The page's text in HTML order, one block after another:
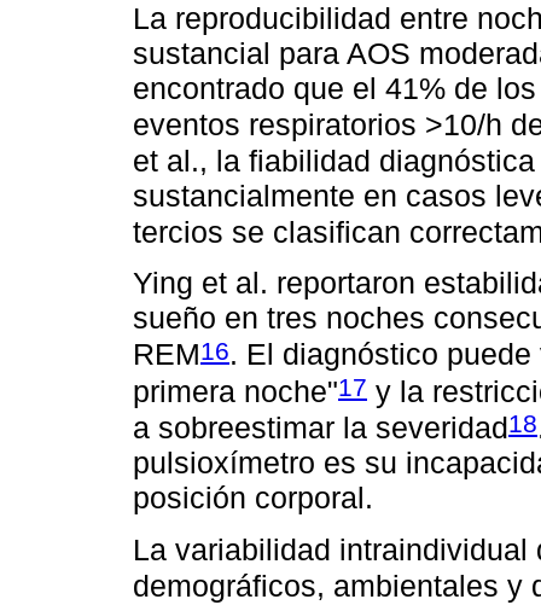
La reproducibilidad entre
sustancial para AOS
encontrado que el 41% de
eventos respiratorios >10/h
et al., la fiabilidad
sustancialmente en casos
tercios se clasifican
Ying et al. reportaron
sueño en tres noches
REM16. El diagnóstico
primera noche"17 y la
a sobreestimar la severidad18
pulsioxímetro es su
posición corporal.
La variabilidad
demográficos, ambientales y